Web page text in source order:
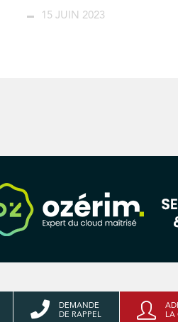
15 JUIN 2023
DEMANDE
DE RAPPEL
LA